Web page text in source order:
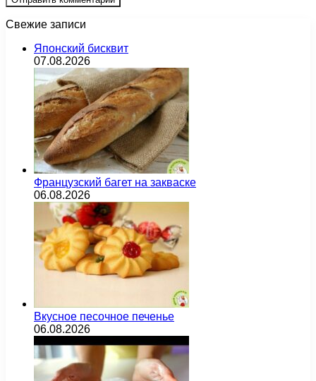
Свежие записи
Японский бисквит
07.08.2026
Французский багет на закваске
06.08.2026
Вкусное песочное печенье
06.08.2026